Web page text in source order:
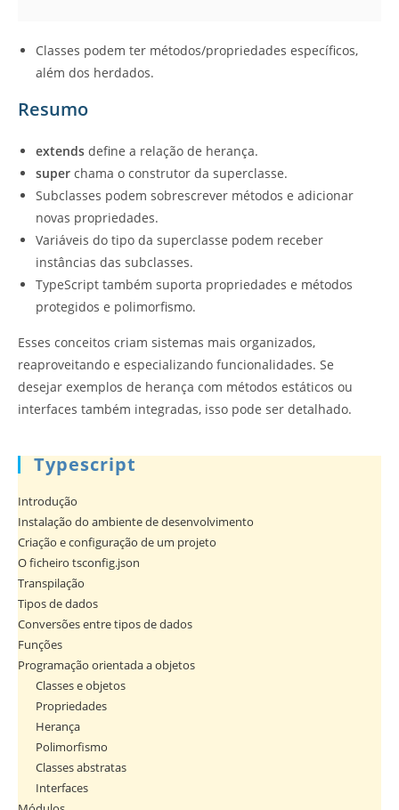
Classes podem ter métodos/propriedades específicos,
além dos herdados.
Resumo
extends define a relação de herança.
super chama o construtor da superclasse.
Subclasses podem sobrescrever métodos e adicionar
novas propriedades.
Variáveis do tipo da superclasse podem receber
instâncias das subclasses.
TypeScript também suporta propriedades e métodos
protegidos e polimorfismo.
Esses conceitos criam sistemas mais organizados,
reaproveitando e especializando funcionalidades. Se
desejar exemplos de herança com métodos estáticos ou
interfaces também integradas, isso pode ser detalhado.
Typescript
Introdução
Instalação do ambiente de desenvolvimento
Criação e configuração de um projeto
O ficheiro tsconfig.json
Transpilação
Tipos de dados
Conversões entre tipos de dados
Funções
Programação orientada a objetos
Classes e objetos
Propriedades
Herança
Polimorfismo
Classes abstratas
Interfaces